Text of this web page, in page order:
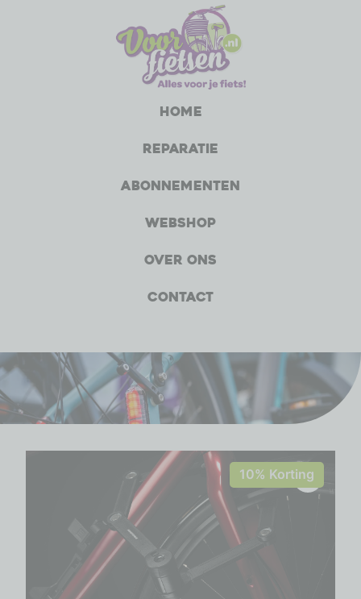
Home
Reparatie
Abonnementen
Webshop
Over ons
Contact
10% Korting